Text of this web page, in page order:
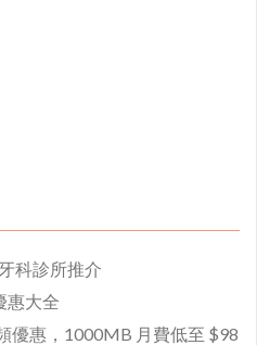
科診所推介
惠大全
優惠，1000MB 月費低至 $98